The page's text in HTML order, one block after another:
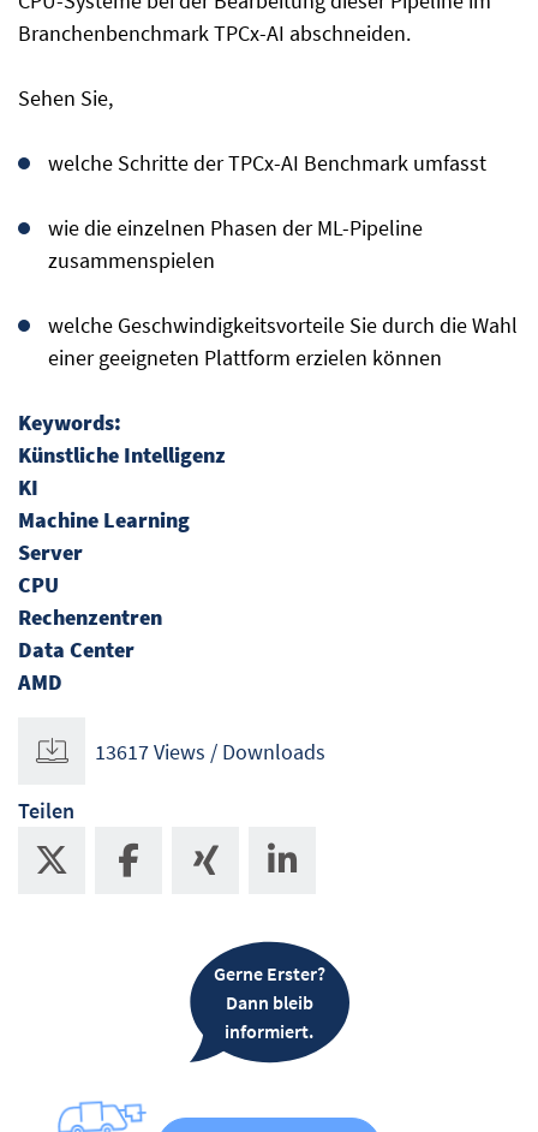
Branchenbenchmark TPCx-AI abschneiden.
Sehen Sie,
welche Schritte der TPCx-AI Benchmark umfasst
wie die einzelnen Phasen der ML-Pipeline
zusammenspielen
welche Geschwindigkeitsvorteile Sie durch die Wahl
einer geeigneten Plattform erzielen können
Keywords:
Künstliche Intelligenz
KI
Machine Learning
Server
CPU
Rechenzentren
Data Center
AMD
13617 Views / Downloads
Teilen
Gerne Erster?
Dann bleib
informiert.